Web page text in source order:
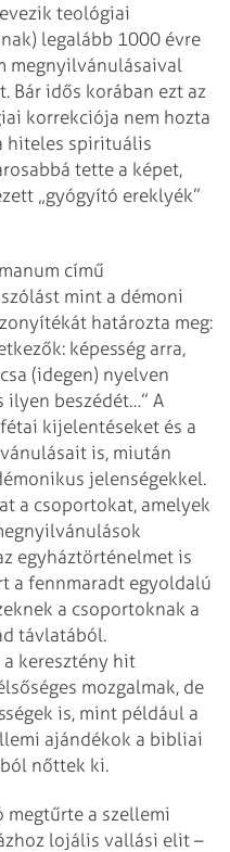
teológiai
legalább 1000 évre
megnyilvánulásaival
Bár idős korában ezt az
korrekciója nem hozta
hiteles spirituális
tette a képet,
„gyógyító ereklyék”
című
mint a démoni
határozta meg:
képesség arra,
(idegen) nyelven
ilyen beszédét…” A
kijelenté­seket és a
is, miután
jelenségekkel.
a csoportokat, amelyek
egyháztörténelmet is
a fennmaradt egyoldalú
a csoportoknak a
távlatából.
keresztény hit
mozgalmak, de
is, mint például a
ajándékok a bibliai
nőttek ki.
a szellemi
lojális vallási elit –